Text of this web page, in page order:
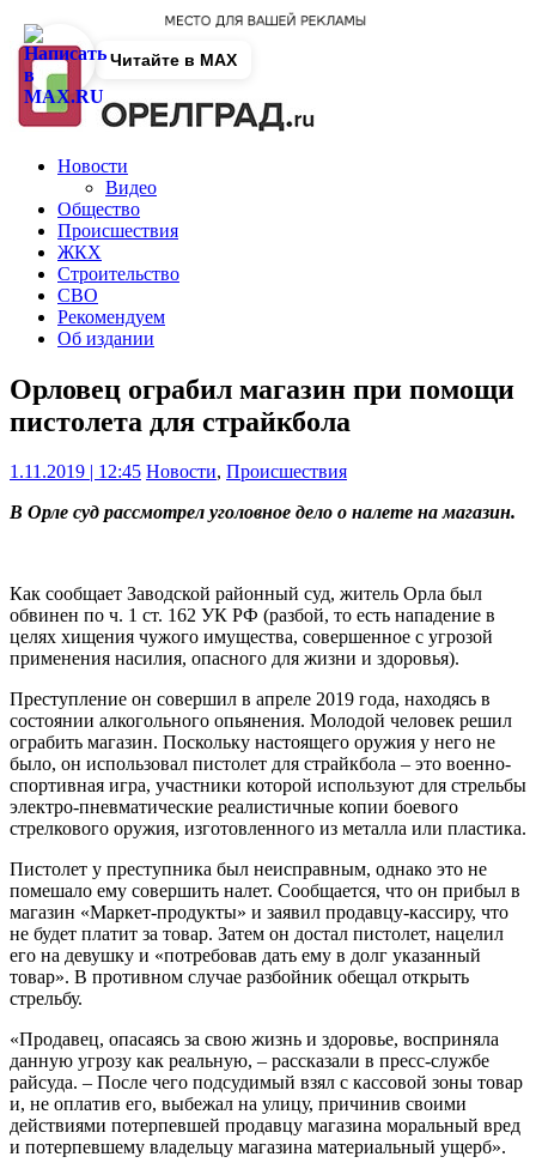
Новости
Видео
Общество
Происшествия
ЖКХ
Строительство
СВО
Рекомендуем
Об издании
Орловец ограбил магазин при помощи
пистолета для страйкбола
1.11.2019 | 12:45 Новости, Происшествия
В Орле суд рассмотрел уголовное дело о налете на магазин.
Как сообщает Заводской районный суд, житель Орла был
обвинен по ч. 1 ст. 162 УК РФ (разбой, то есть нападение в
целях хищения чужого имущества, совершенное с угрозой
применения насилия, опасного для жизни и здоровья).
Преступление он совершил в апреле 2019 года, находясь в
состоянии алкогольного опьянения. Молодой человек решил
ограбить магазин. Поскольку настоящего оружия у него не
было, он использовал пистолет для страйкбола – это военно-
спортивная игра, участники которой используют для стрельбы
электро-пневматические реалистичные копии боевого
стрелкового оружия, изготовленного из металла или пластика.
Пистолет у преступника был неисправным, однако это не
помешало ему совершить налет. Сообщается, что он прибыл в
магазин «Маркет-продукты» и заявил продавцу-кассиру, что
не будет платит за товар. Затем он достал пистолет, нацелил
его на девушку и «потребовав дать ему в долг указанный
товар». В противном случае разбойник обещал открыть
стрельбу.
«Продавец, опасаясь за свою жизнь и здоровье, восприняла
данную угрозу как реальную, – рассказали в пресс-службе
райсуда. – После чего подсудимый взял с кассовой зоны товар
и, не оплатив его, выбежал на улицу, причинив своими
действиями потерпевшей продавцу магазина моральный вред
и потерпевшему владельцу магазина материальный ущерб».
Читайте в MAX